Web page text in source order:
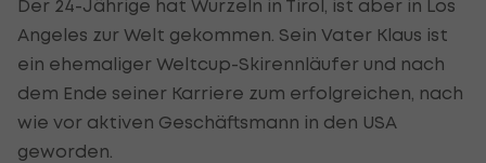
Der 24-Jährige hat Wurzeln in Tirol, ist aber in Los
Angeles zur Welt gekommen. Sein Vater Klaus ist
ein ehemaliger Weltcup-Skirennläufer und nach
dem Ende seiner Karriere zum erfolgreichen, nach
wie vor aktiven Geschäftsmann in den USA
geworden.